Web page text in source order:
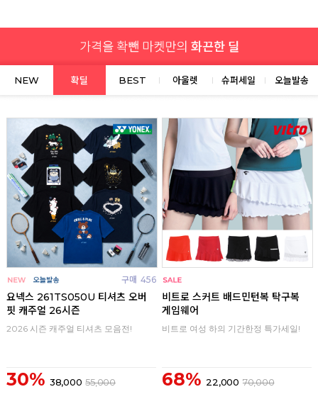
NEW 확딜 BEST 아울렛 슈퍼세일 오늘발송
구매 456
요넥스 261TS050U 티셔츠 오버
핏 캐주얼 26시즌
2026 시즌 캐주얼 티셔츠 모음전!
30% 38,000 55,000
비트로 스커트 배드민턴복 탁구복
게임웨어
비트로 여성 하의 기간한정 특가세일!
68% 22,000 70,000